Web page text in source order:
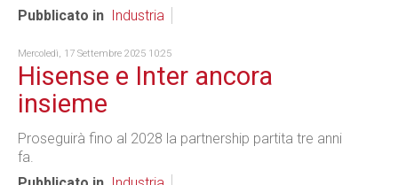
Pubblicato in
Industria
Mercoledì, 17 Settembre 2025 10:25
Hisense e Inter ancora
insieme
Proseguirà fino al 2028 la partnership partita tre anni
fa.